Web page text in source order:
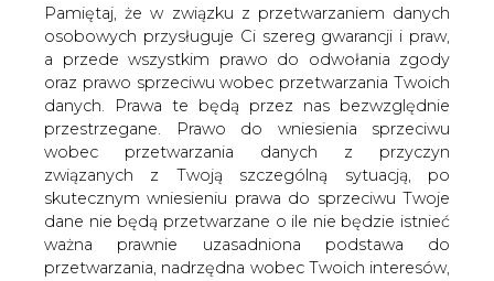
danych. Prawa te będą przez nas bezwzględnie
przestrzegane. Prawo do wniesienia sprzeciwu
wobec przetwarzania danych z przyczyn
związanych z Twoją szczególną sytuacją, po
skutecznym wniesieniu prawa do sprzeciwu Twoje
dane nie będą przetwarzane o ile nie będzie istnieć
ważna prawnie uzasadniona podstawa do
przetwarzania, nadrzędna wobec Twoich interesów,
praw i wolności lub podstawa do ustalenia,
dochodzenia lub obrony roszczeń. Twoje dane nie
będą przetwarzane w celu marketingu własnego
po zgłoszeniu sprzeciwu. Jeżeli więc nie zgadzasz
operatora na Norweskim Szelfie
Kontynentalnym (NSK). Decyzja
norweskiego Ministerstwa umożliwi
PGNiG Norway przyjęcie wiodącej roli w
projektach związanych z
poszukiwaniem oraz
zagospodarowaniem podmorskich złóż
ropy i gazu.
Norweski rząd przyznaje firmom naftowym status
operatora, na podstawie szczegółowej analizy
kompetencji w zakresie prowadzenia prac